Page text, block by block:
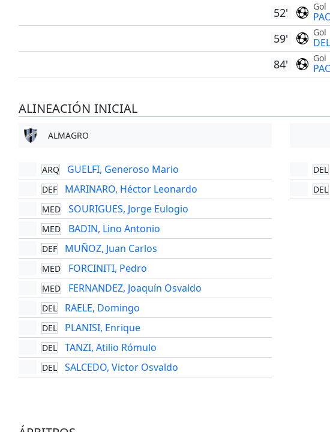
52' Gol
59' Gol
84' Gol
ALINEACIÓN INICIAL
ALMAGRO
ARQ GUELFI, Generoso Mario
DEF MARINARO, Héctor Leonardo
MED SOURIGUES, Jorge Eulogio
MED BADIN, Lino Antonio
DEF MUÑOZ, Juan Carlos
MED FORCINITI, Pedro
MED FERNANDEZ, Joaquín Osvaldo
DEL RAELE, Domingo
DEL PLANISI, Enrique
DEL TANZI, Atilio Rómulo
DEL SALCEDO, Victor Osvaldo
DEL
DEL